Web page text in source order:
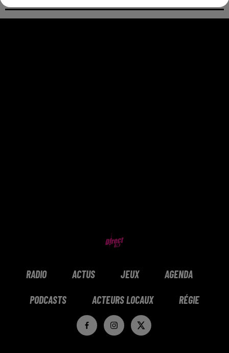
RADIO ACTUS JEUX AGENDA
PODCASTS ACTEURS LOCAUX RÉGIE